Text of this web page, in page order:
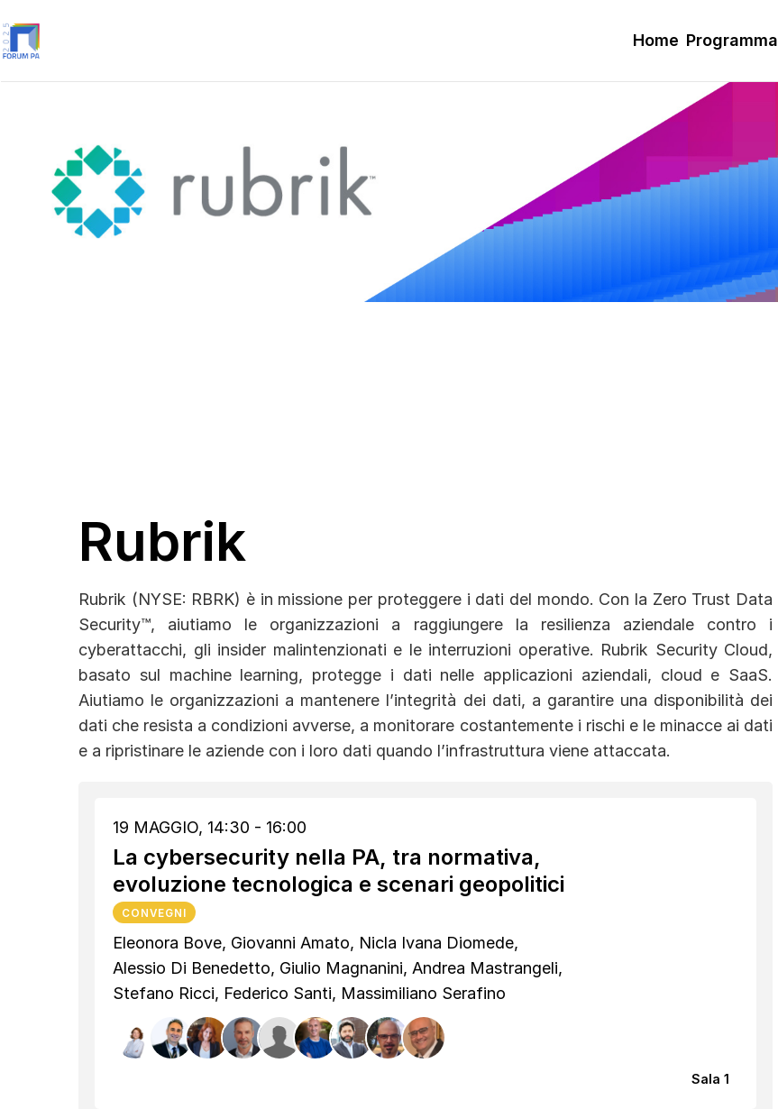
Home Programma
Rubrik
Rubrik (NYSE: RBRK) è in missione per proteggere i dati del mondo. Con la Zero Trust Data
Security™, aiutiamo le organizzazioni a raggiungere la resilienza aziendale contro i
cyberattacchi, gli insider malintenzionati e le interruzioni operative. Rubrik Security Cloud,
basato sul machine learning, protegge i dati nelle applicazioni aziendali, cloud e SaaS.
Aiutiamo le organizzazioni a mantenere l’integrità dei dati, a garantire una disponibilità dei
dati che resista a condizioni avverse, a monitorare costantemente i rischi e le minacce ai dati
e a ripristinare le aziende con i loro dati quando l’infrastruttura viene attaccata.
19 MAGGIO, 14:30 - 16:00
La cybersecurity nella PA, tra normativa,
evoluzione tecnologica e scenari geopolitici
CONVEGNI
Eleonora Bove, Giovanni Amato, Nicla Ivana Diomede,
Alessio Di Benedetto, Giulio Magnanini, Andrea Mastrangeli,
Stefano Ricci, Federico Santi, Massimiliano Serafino
Sala 1